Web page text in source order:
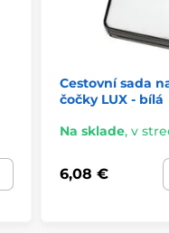
Cestovní sada
čočky LUX - bílá
Na sklade, v
6,08 €